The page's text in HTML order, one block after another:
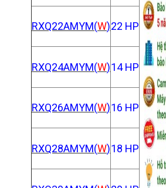
RXQ22AMYM(W)22 HP
RXQ24AMYM(W)14 HP
RXQ26AMYM(W)16 HP
RXQ28AMYM(W)18 HP